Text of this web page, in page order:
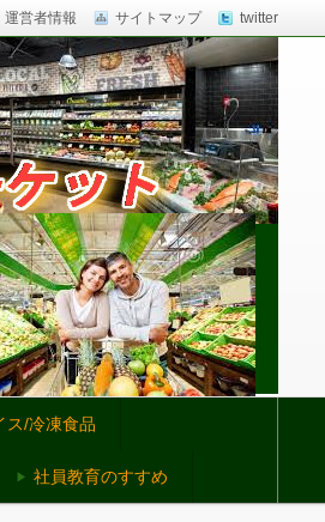
運営者情報 サイトマップ twitter
ス/冷凍食品
社員教育のすすめ